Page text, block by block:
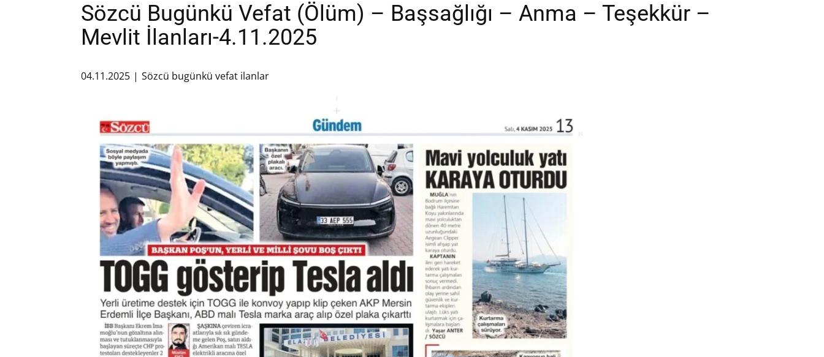
Sözcü Bugünkü Vefat (Ölüm) – Başsağlığı – Anma – Teşekkür –
Mevlit İlanları-4.11.2025
04.11.2025 Sözcü bugünkü vefat ilanlar